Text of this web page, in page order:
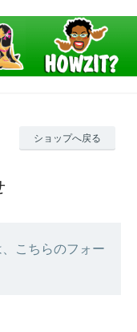
ショップへ戻る
こちらのフォー